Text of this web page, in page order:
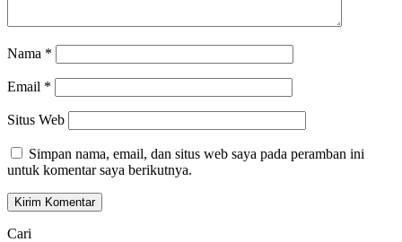
Nama *
Email *
Situs Web
Simpan nama, email, dan situs web saya pada peramban ini
untuk komentar saya berikutnya.
Cari